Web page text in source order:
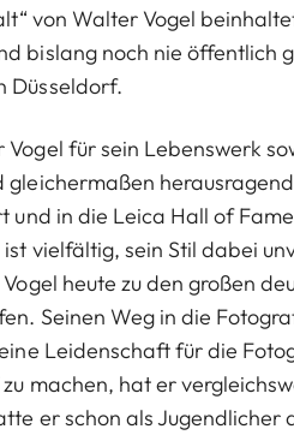
von Walter Vogel
bislang noch nie öffentlich
Düsseldorf.
Vogel für sein Lebenswerk
gleichermaßen
und in die Leica Hall of
vielfältig, sein Stil dabei
heute zu den großen
Seinen Weg in die
Leidenschaft für die
machen, hat er
er schon als Jugendlicher